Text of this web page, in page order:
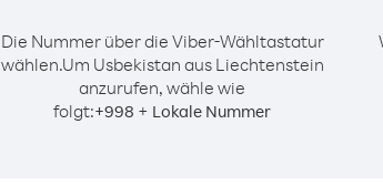
Die Nummer über die Viber-Wähltastatur
wählen.Um Usbekistan aus Liechtenstein
anzurufen, wähle wie
folgt:+998 + Lokale Nummer